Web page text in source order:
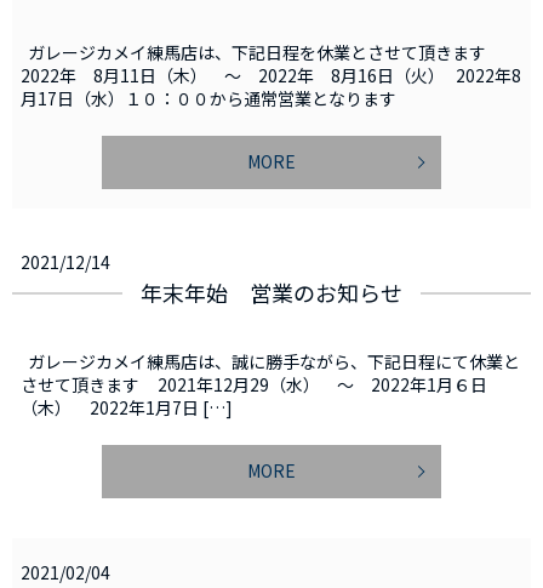
ガレージカメイ練馬店は、下記日程を休業とさせて頂きます
2022年 8月11日（木） ～ 2022年 8月16日（火） 2022年8
月17日（水）１０：００から通常営業となります
MORE
2021/12/14
年末年始 営業のお知らせ
ガレージカメイ練馬店は、誠に勝手ながら、下記日程にて休業と
させて頂きます 2021年12月29（水） ～ 2022年1月６日
（木） 2022年1月7日 […]
MORE
2021/02/04